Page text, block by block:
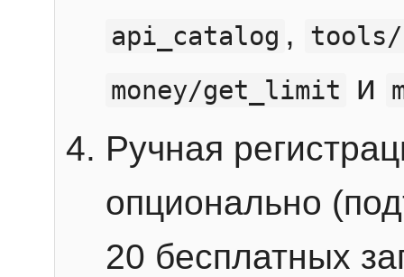
api_catalog ,
money/get_limit
и
Ручная
опционально
20 бесплатных